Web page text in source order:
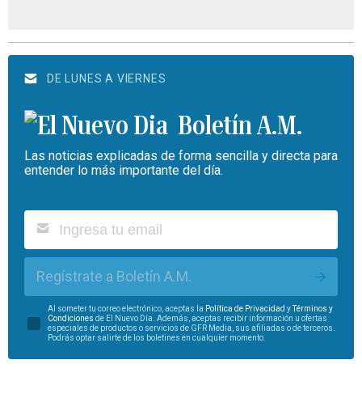
DE LUNES A VIERNES
Boletín A.M.
Las noticias explicadas de forma sencilla y directa para
entender lo más importante del día.
Regístrate a Boletín A.M.
Al someter tu correo electrónico, aceptas la Política de Privacidad y
Términos y
Condiciones de El Nuevo Día. Además, aceptas recibir información u ofertas
especiales de productos o servicios de GFR Media, sus afiliadas o de terceros.
Podrás optar salirte de los boletines en cualquier momento.